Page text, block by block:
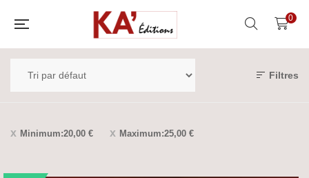
0
Filtres
Minimum:20,00 € Maximum:25,00 €